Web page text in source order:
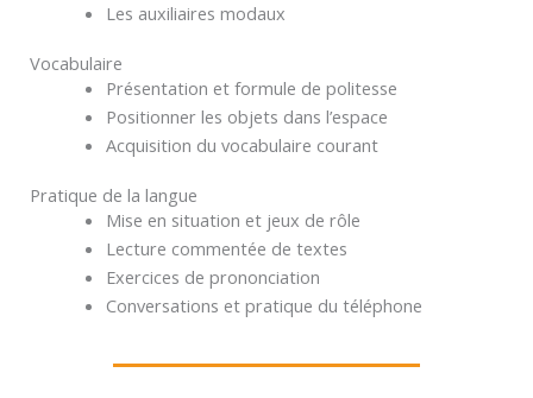
Les auxiliaires modaux
Vocabulaire
Présentation et formule de politesse
Positionner les objets dans l’espace
Acquisition du vocabulaire courant
Pratique de la langue
Mise en situation et jeux de rôle
Lecture commentée de textes
Exercices de prononciation
Conversations et pratique du téléphone